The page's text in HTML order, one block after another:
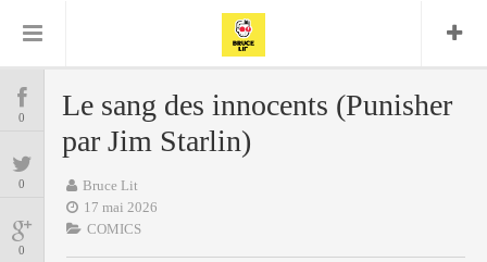
COMICS
MANGAS
BD
0
0
0
Le sang des innocents (Punisher
par Jim Starlin)
Bruce Lit
17 mai 2026
COMICS
Comics
Daredevil
Delcourt Eddy Vanleffe
Encyclopegeek
Figure
Replay
Glénat Graphic Novel
Independants JB Vu Van
Nguyen